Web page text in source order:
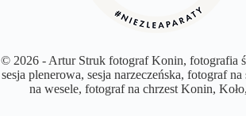
© 2026 - Artur Struk fotograf Konin, fotografia
sesja plenerowa, sesja narzeczeńska, fotograf
na wesele, fotograf na chrzest Konin,